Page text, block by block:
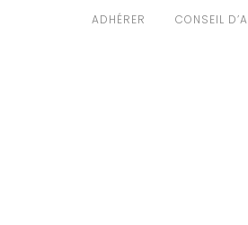
ADHÉRER CONSEIL